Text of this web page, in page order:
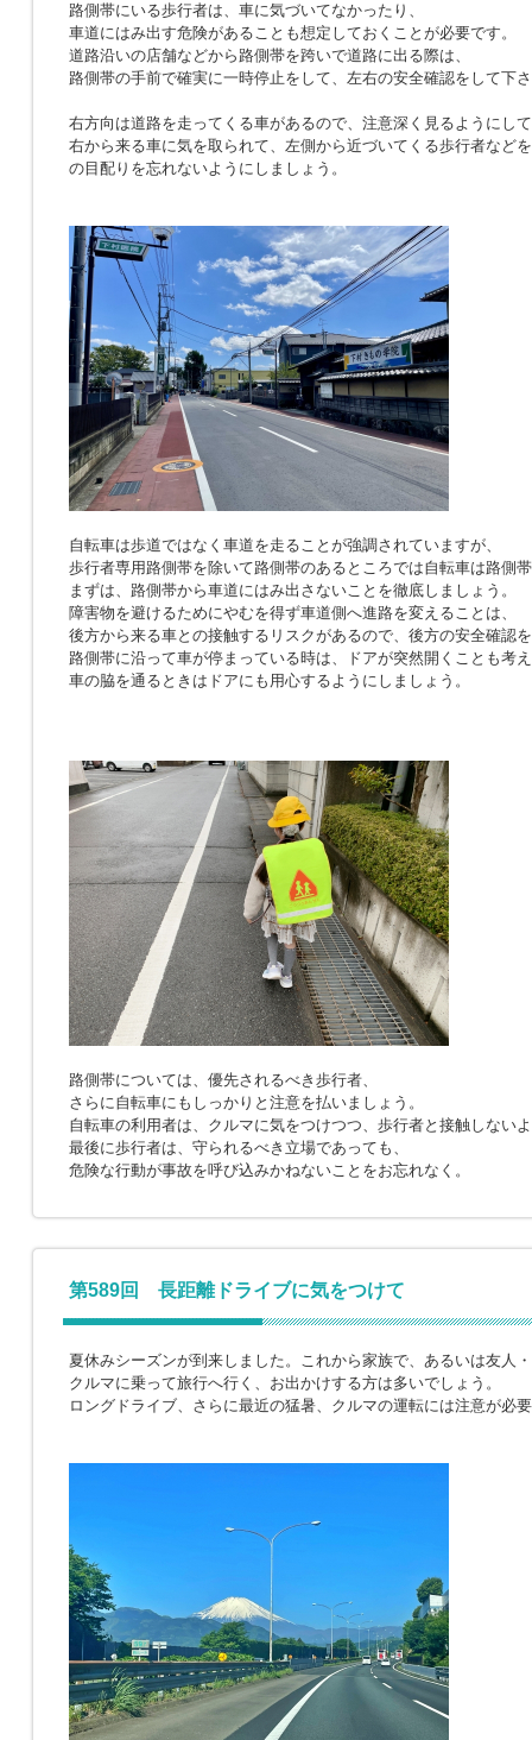
路側帯にいる歩行者は、車に気づいてなかったり、
車道にはみ出す危険があることも想定しておくことが必要です。
道路沿いの店舗などから路側帯を跨いで道路に出る際は、
路側帯の手前で確実に一時停止をして、左右の安全確認をして下
右方向は道路を走ってくる車があるので、注意深く見るようにし
右から来る車に気を取られて、左側から近づいてくる歩行者など
の目配りを忘れないようにしましょう。
自転車は歩道ではなく車道を走ることが強調されていますが、
歩行者専用路側帯を除いて路側帯のあるところでは自転車は路側
まずは、路側帯から車道にはみ出さないことを徹底しましょう。
障害物を避けるためにやむを得ず車道側へ進路を変えることは、
後方から来る車との接触するリスクがあるので、後方の安全確認
路側帯に沿って車が停まっている時は、ドアが突然開くことも考
車の脇を通るときはドアにも用心するようにしましょう。
路側帯については、優先されるべき歩行者、
さらに自転車にもしっかりと注意を払いましょう。
自転車の利用者は、クルマに気をつけつつ、歩行者と接触しない
最後に歩行者は、守られるべき立場であっても、
危険な行動が事故を呼び込みかねないことをお忘れなく。
第589回 長距離ドライブに気をつけて
夏休みシーズンが到来しました。これから家族で、あるいは友人
クルマに乗って旅行へ行く、お出かけする方は多いでしょう。
ロングドライブ、さらに最近の猛暑、クルマの運転には注意が必